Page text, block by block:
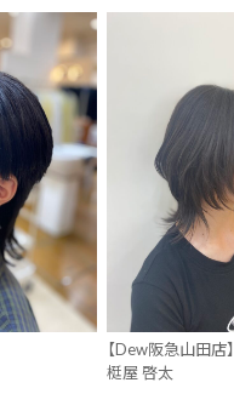
【Dew阪急山田店】
梃屋 啓太